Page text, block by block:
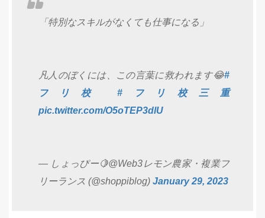
「特別なスキルがなくても仕事になる」
凡人のぼくには、この言葉に救われます😂#
フリ校
#フリ校三重
pic.twitter.com/O5oTEP3dlU
— しょっぴー🍋@Web3レモン農家・複業フ
リーランス (@shoppiblog) January 29, 2023